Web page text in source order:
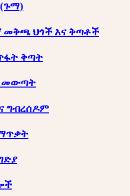
(ጉማ)
መቅጫ ህጎች እና ቅጣቶች
ቅጣት
መውጣት
ግብረሰዶም